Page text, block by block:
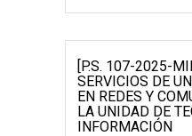
[P.S. 107-2025-
SERVICIOS DE
EN REDES Y
LA UNIDAD DE
INFORMACIÓN